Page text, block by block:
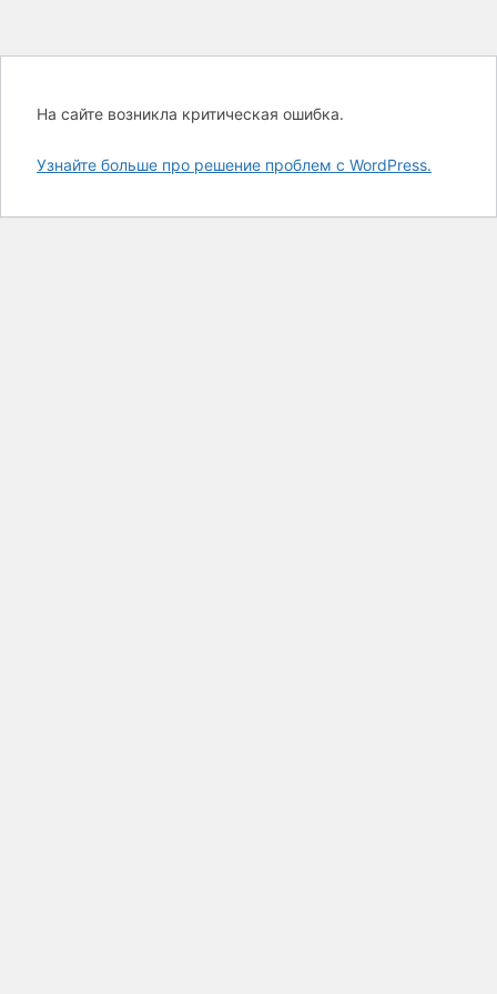
На сайте возникла критическая ошибка.
Узнайте больше про решение проблем с WordPress.